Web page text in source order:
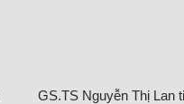
GS.TS Nguyễn Thị Lan